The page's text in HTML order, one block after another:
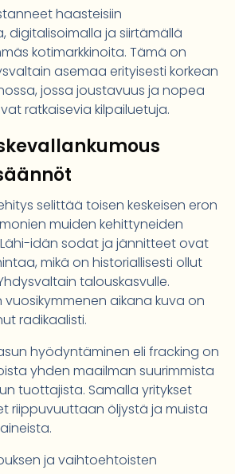
haasteisiin
digitalisoimalla ja siirtämällä
kotimarkkinoita. Tämä on
asemaa erityisesti korkean
jossa joustavuus ja nopea
ratkaisevia kilpailuetuja.
selittää toisen keskeisen eron
muiden kehittyneiden
idän sodat ja jännitteet ovat
mikä on historiallisesti ollut
talouskasvulle.
vuosikymmenen aikana kuva on
radikaalisti.
hyödyntäminen eli fracking on
yhden maailman suurimmista
tuottajista. Samalla yritykset
riippuvuuttaan öljystä ja muista
ja vaihtoehtoisten